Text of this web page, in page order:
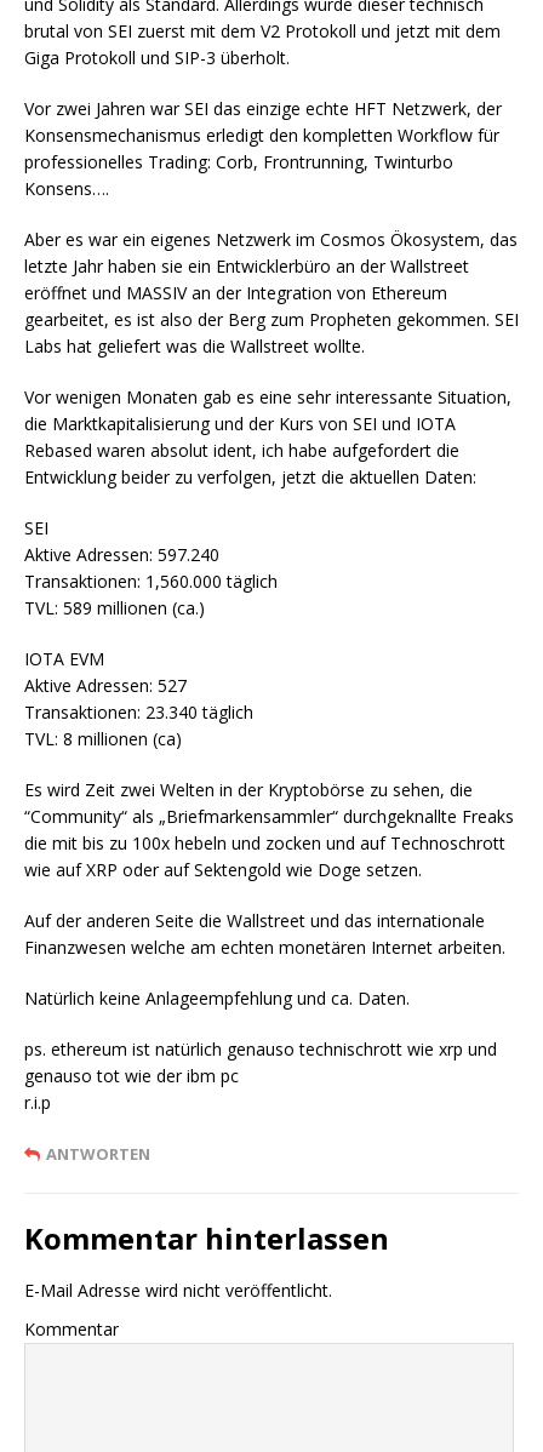
und Solidity als Standard. Allerdings wurde dieser technisch
brutal von SEI zuerst mit dem V2 Protokoll und jetzt mit dem
Giga Protokoll und SIP-3 überholt.
Vor zwei Jahren war SEI das einzige echte HFT Netzwerk, der
Konsensmechanismus erledigt den kompletten Workflow für
professionelles Trading: Corb, Frontrunning, Twinturbo
Konsens….
Aber es war ein eigenes Netzwerk im Cosmos Ökosystem, das
letzte Jahr haben sie ein Entwicklerbüro an der Wallstreet
eröffnet und MASSIV an der Integration von Ethereum
gearbeitet, es ist also der Berg zum Propheten gekommen. SEI
Labs hat geliefert was die Wallstreet wollte.
Vor wenigen Monaten gab es eine sehr interessante Situation,
die Marktkapitalisierung und der Kurs von SEI und IOTA
Rebased waren absolut ident, ich habe aufgefordert die
Entwicklung beider zu verfolgen, jetzt die aktuellen Daten:
SEI
Aktive Adressen: 597.240
Transaktionen: 1,560.000 täglich
TVL: 589 millionen (ca.)
IOTA EVM
Aktive Adressen: 527
Transaktionen: 23.340 täglich
TVL: 8 millionen (ca)
Es wird Zeit zwei Welten in der Kryptobörse zu sehen, die
“Community“ als „Briefmarkensammler“ durchgeknallte Freaks
die mit bis zu 100x hebeln und zocken und auf Technoschrott
wie auf XRP oder auf Sektengold wie Doge setzen.
Auf der anderen Seite die Wallstreet und das internationale
Finanzwesen welche am echten monetären Internet arbeiten.
Natürlich keine Anlageempfehlung und ca. Daten.
ps. ethereum ist natürlich genauso technischrott wie xrp und
genauso tot wie der ibm pc
r.i.p
ANTWORTEN
Kommentar hinterlassen
E-Mail Adresse wird nicht veröffentlicht.
Kommentar